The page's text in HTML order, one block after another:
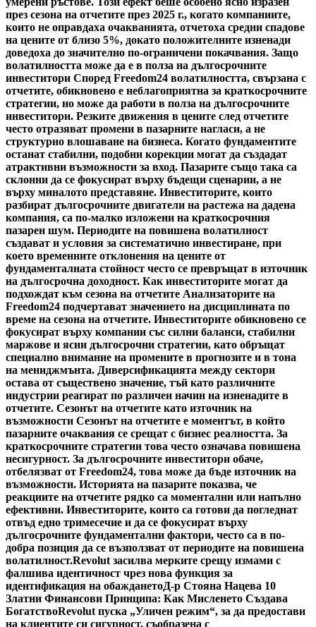
през сезона на отчетите през 2025 г., когато компаниите,
които не оправдаха очакванията, отчетоха средни спадове
на цените от близо 5%, докато положителните изненади
доведоха до значително по-ограничени покачвания. Защо
волатилността може да е в полза на дългосрочните
инвеститори Според Freedom24 волатилността, свързана с
отчетите, обикновено е неблагоприятна за краткосрочните
стратегии, но може да работи в полза на дългосрочните
инвеститори. Резките движения в цените след отчетите
често отразяват промени в пазарните нагласи, а не
структурно влошаване на бизнеса. Когато фундаментите
останат стабилни, подобни корекции могат да създадат
атрактивни възможности за вход. Пазарите също така са
склонни да се фокусират върху бъдещи сценарии, а не
върху миналото представяне. Инвеститорите, които
разбират дългосрочните двигатели на растежа на дадена
компания, са по-малко изложени на краткосрочния
пазарен шум. Периодите на повишена волатилност
създават и условия за систематично инвестиране, при
което временните отклонения на цените от
фундаменталната стойност често се превръщат в източник
на дългосрочна доходност. Как инвеститорите могат да
подхождат към сезона на отчетите Анализаторите на
Freedom24 подчертават значението на дисциплината по
време на сезона на отчетите. Инвеститорите обикновено се
фокусират върху компании със силни баланси, стабилни
маржове и ясни дългосрочни стратегии, като обръщат
специално внимание на промените в прогнозите и в тона
на мениджмънта. Диверсификацията между сектори
остава от съществено значение, тъй като различните
индустрии реагират по различен начин на изненадите в
отчетите. Сезонът на отчетите като източник на
възможности Сезонът на отчетите е моментът, в който
пазарните очаквания се срещат с бизнес реалността. За
краткосрочните стратегии това често означава повишена
несигурност. За дългосрочните инвеститори обаче,
отбелязват от Freedom24, това може да бъде източник на
възможности. Историята на пазарите показва, че
реакциите на отчетите рядко са моментални или напълно
ефективни. Инвеститорите, които са готови да погледнат
отвъд едно тримесечие и да се фокусират върху
дългосрочните фундаментални фактори, често са в по-
добра позиция да се възползват от периодите на повишена
волатилност.Revolut засилва мерките срещу измами с
фалшива идентичност чрез нова функция за
идентификация на обажданетоД-р Стояна Нацева 10
Златни Финансови Принципа: Как Мисленето Създава
БогатствоRevolut пуска „Уличен режим“, за да предостави
на клиентите си сигурност, съобразена с